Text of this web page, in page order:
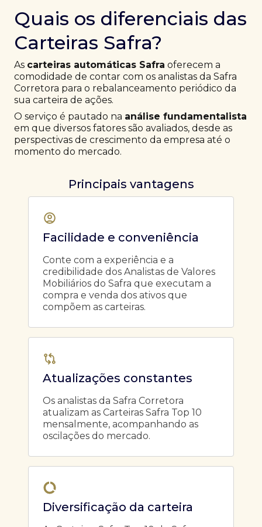
Quais os diferenciais das
Carteiras Safra?
As carteiras automáticas Safra oferecem a
comodidade de contar com os analistas da Safra
Corretora para o rebalanceamento periódico da
sua carteira de ações.
O serviço é pautado na análise fundamentalista
em que diversos fatores são avaliados, desde as
perspectivas de crescimento da empresa até o
momento do mercado.
Principais vantagens
Facilidade e conveniência
Conte com a experiência e a
credibilidade dos Analistas de Valores
Mobiliários do Safra que executam a
compra e venda dos ativos que
compõem as carteiras.
Atualizações constantes
Os analistas da Safra Corretora
atualizam as Carteiras Safra Top 10
mensalmente, acompanhando as
oscilações do mercado.
Diversificação da carteira